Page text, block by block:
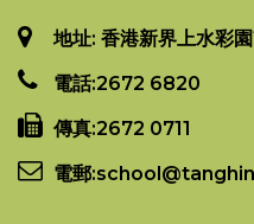
地址: 香港新界上水彩
電話:2672 6820
傳真:2672 0711
電郵: